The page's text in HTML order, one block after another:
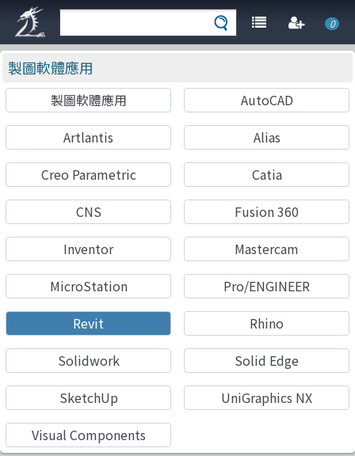
0
製圖軟體應用
製圖軟體應用
AutoCAD
Artlantis
Alias
Creo Parametric
Catia
CNS
Fusion 360
Inventor
Mastercam
MicroStation
Pro/ENGINEER
Revit
Rhino
Solidwork
Solid Edge
SketchUp
UniGraphics NX
Visual Components